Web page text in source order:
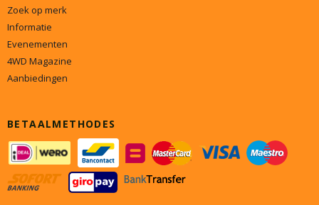
Zoek op merk
Informatie
Evenementen
4WD Magazine
Aanbiedingen
BETAALMETHODES